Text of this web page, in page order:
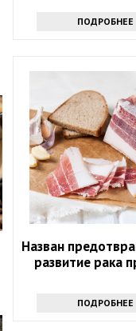
ПОДРОБНЕЕ
Назван
развитие рака
ПОДРОБНЕЕ